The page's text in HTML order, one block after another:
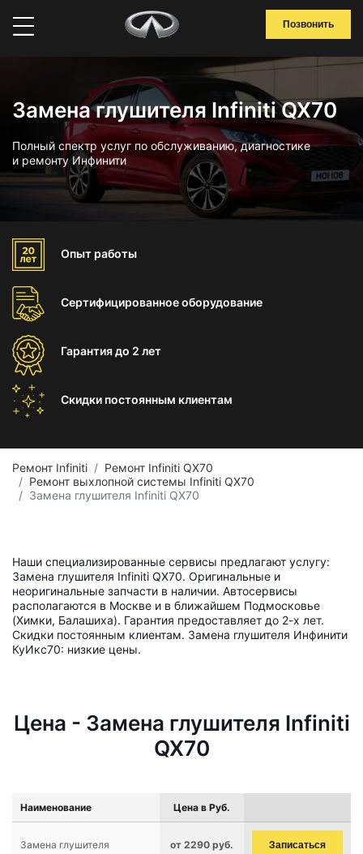
Позвонить
Замена глушителя Infiniti QX70
Полный спектр услуг по обслуживанию, диагностике
и ремонту Инфинити
Опыт работы
Сертифицированноеоборудование
Гарантиядо 2 лет
Скидки постоянным клиентам
Ремонт Infiniti
Ремонт Infiniti QX70
Ремонт выхлопной системы Infiniti QX70
Замена глушителя Infiniti QX70
Наши специализированные сервисы предлагают услугу:
Замена глушителя Infiniti QX70. Оригинальные и
неоригинальные запчасти в наличии. Автосервисы
располагаются в Москве и в ближайшем Подмосковье
(Химки, Балашиха). Гарантия предоставляет до 2-х лет.
Скидки постоянным клиентам. Замена глушителя Инфинити
КуИкс70: низкие цены.
Цена - Замена глушителя Infiniti
QX70
Наименование Цена в Руб.
Замена глушителя от 2290 руб. Записаться